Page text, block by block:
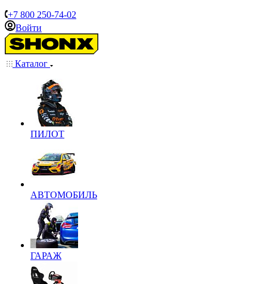
+7 800 250-74-02
Войти
Каталог
ПИЛОТ
АВТОМОБИЛЬ
ГАРАЖ